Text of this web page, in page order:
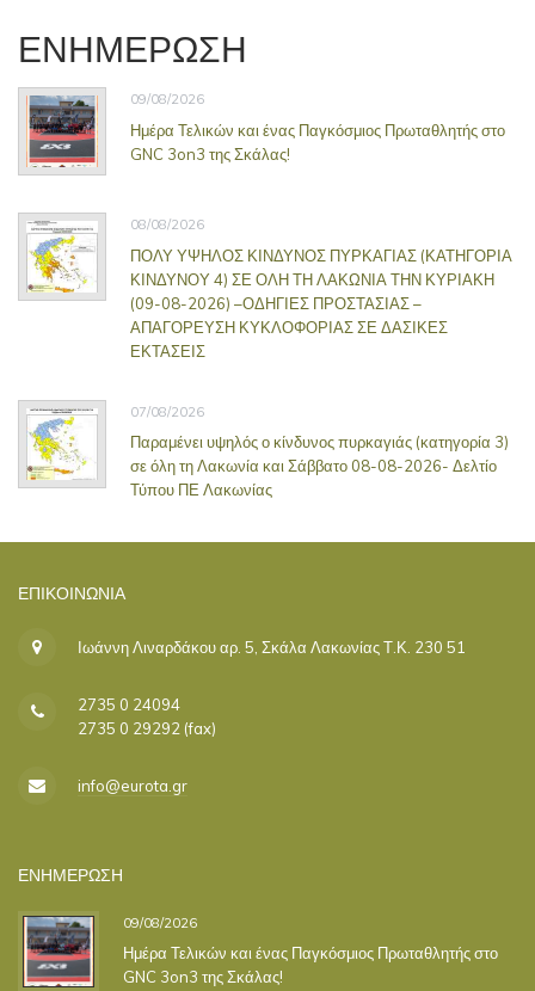
ΕΝΗΜΕΡΩΣΗ
09/08/2026
Ημέρα Τελικών και ένας Παγκόσμιος Πρωταθλητής στο
GNC 3on3 της Σκάλας!
08/08/2026
ΠΟΛΥ ΥΨΗΛΟΣ ΚΙΝΔΥΝΟΣ ΠΥΡΚΑΓΙΑΣ (ΚΑΤΗΓΟΡΙΑ
ΚΙΝΔΥΝΟΥ 4) ΣΕ ΟΛΗ ΤΗ ΛΑΚΩΝΙΑ ΤΗΝ ΚΥΡΙΑΚΗ
(09-08-2026) –ΟΔΗΓΙΕΣ ΠΡΟΣΤΑΣΙΑΣ –
ΑΠΑΓΟΡΕΥΣΗ ΚΥΚΛΟΦΟΡΙΑΣ ΣΕ ΔΑΣΙΚΕΣ
ΕΚΤΑΣΕΙΣ
07/08/2026
Παραμένει υψηλός ο κίνδυνος πυρκαγιάς (κατηγορία 3)
σε όλη τη Λακωνία και Σάββατο 08-08-2026- Δελτίο
Τύπου ΠΕ Λακωνίας
ΕΠΙΚΟΙΝΩΝΊΑ
Ιωάννη Λιναρδάκου αρ. 5, Σκάλα Λακωνίας Τ.Κ. 230 51
2735 0 24094
2735 0 29292 (fax)
info@eurota.gr
ΕΝΗΜΕΡΩΣΗ
09/08/2026
Ημέρα Τελικών και ένας Παγκόσμιος Πρωταθλητής στο
GNC 3on3 της Σκάλας!